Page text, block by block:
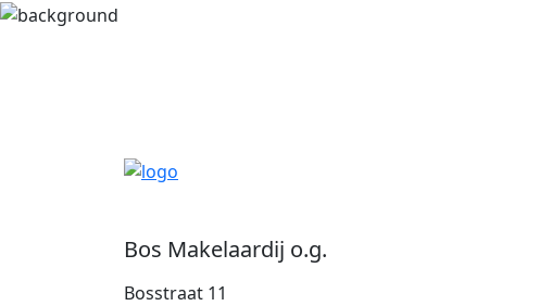
Bos Makelaardij o.g.
Bosstraat 11